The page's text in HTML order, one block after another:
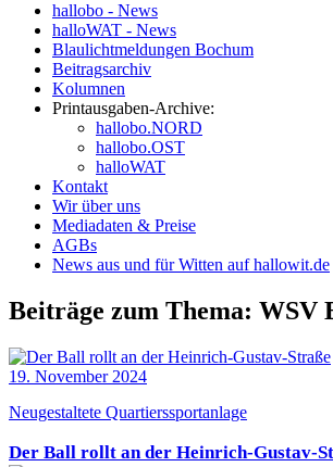
hallobo - News
halloWAT - News
Blaulichtmeldungen Bochum
Beitragsarchiv
Kolumnen
Printausgaben-Archive:
hallobo.NORD
hallobo.OST
halloWAT
Kontakt
Wir über uns
Mediadaten & Preise
AGBs
News aus und für Witten auf hallowit.de
Beiträge zum Thema: WSV
19. November 2024
Neugestaltete Quartierssportanlage
Der Ball rollt an der Heinrich-Gustav-